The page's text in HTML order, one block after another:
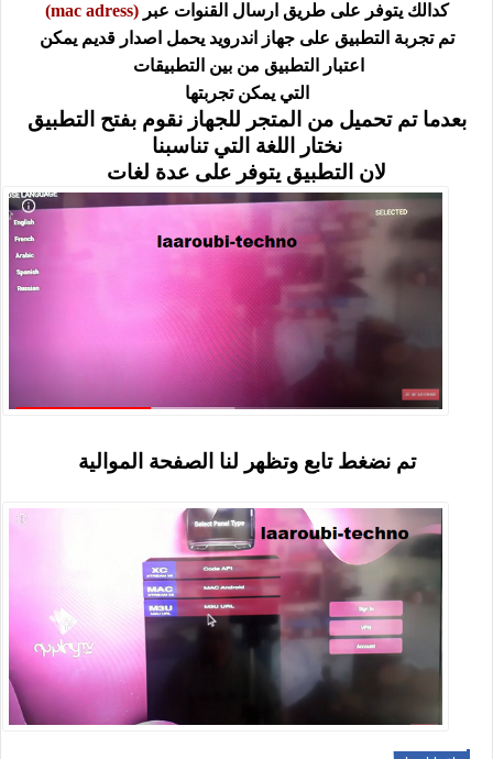
كدالك يتوفر على طريق ارسال القنوات عبر(mac adress)
تم تجربة التطبيق على جهاز اندرويد يحمل اصدار قديم يمكن
اعتبار التطبيق من بين التطبيقات
التي يمكن تجربتها
بعدما تم تحميل من المتجر للجهاز نقوم بفتح التطبيق
نختار اللغة التي تناسبنا
لان التطبيق يتوفر على عدة لغات
تم نضغط تابع وتظهر لنا الصفحة الموالية